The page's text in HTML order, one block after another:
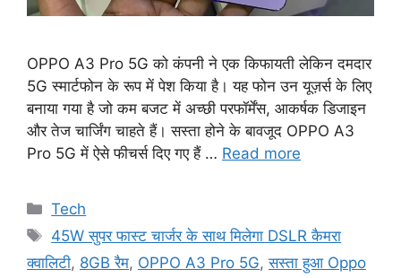
OPPO A3 Pro 5G को कंपनी ने एक किफायती लेकिन दमदार
5G स्मार्टफोन के रूप में पेश किया है। यह फोन उन यूज़र्स के लिए
बनाया गया है जो कम बजट में अच्छी परफॉर्मेंस, आकर्षक डिजाइन
और तेज चार्जिंग चाहते हैं। सस्ता होने के बावजूद OPPO A3
Pro 5G में ऐसे फीचर्स दिए गए हैं … Read more
Categories
Tech
Tags
45W सुपर फास्ट चार्जर के साथ मिलेगा DSLR कैमरा
क्वालिटी, 8GB रैम, OPPO A3 Pro 5G,सस्ता हुआ Oppo